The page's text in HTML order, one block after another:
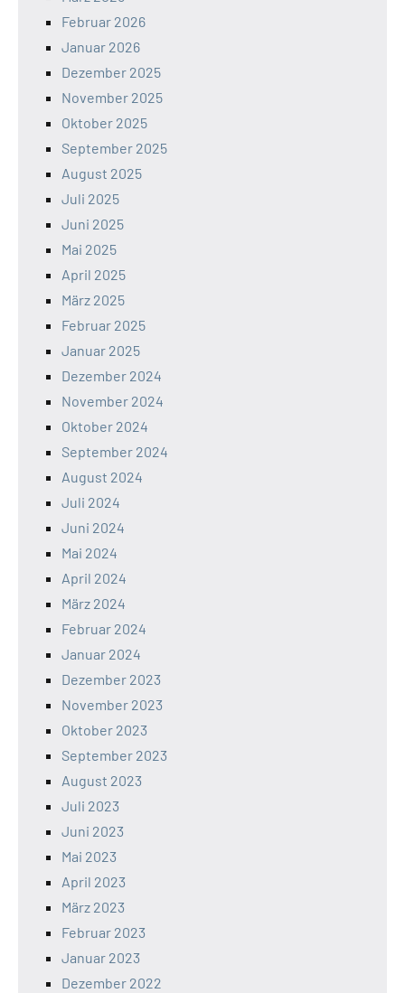
Februar 2026
Januar 2026
Dezember 2025
November 2025
Oktober 2025
September 2025
August 2025
Juli 2025
Juni 2025
Mai 2025
April 2025
März 2025
Februar 2025
Januar 2025
Dezember 2024
November 2024
Oktober 2024
September 2024
August 2024
Juli 2024
Juni 2024
Mai 2024
April 2024
März 2024
Februar 2024
Januar 2024
Dezember 2023
November 2023
Oktober 2023
September 2023
August 2023
Juli 2023
Juni 2023
Mai 2023
April 2023
März 2023
Februar 2023
Januar 2023
Dezember 2022